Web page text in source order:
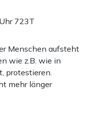
723T
Menschen aufsteht
wie z.B. wie in
protestieren.
mehr länger